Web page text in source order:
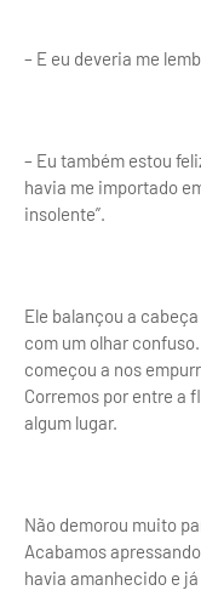
– E eu deveria me
– Eu também estou
havia me importado
insolente”.
Ele balançou a
com um olhar
começou a nos
Corremos por entre a
algum lugar.
Não demorou muito
Acabamos
havia amanhecido e